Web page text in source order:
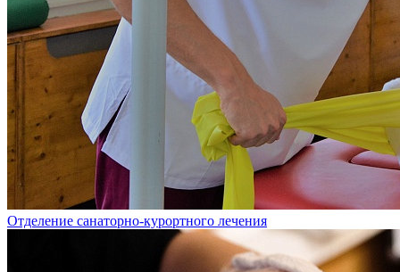
Отделение санаторно-курортного лечения